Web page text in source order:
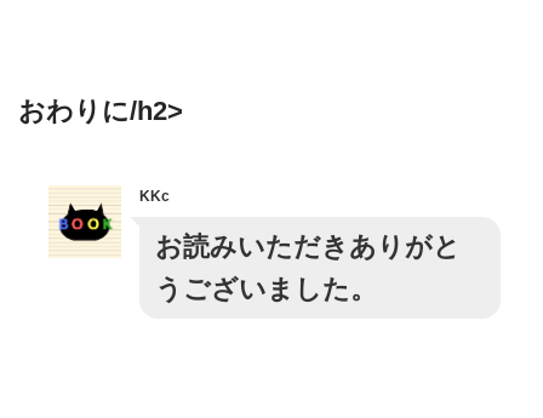
おわりに/h2>
KKc
お読みいただきありがと
うございました。